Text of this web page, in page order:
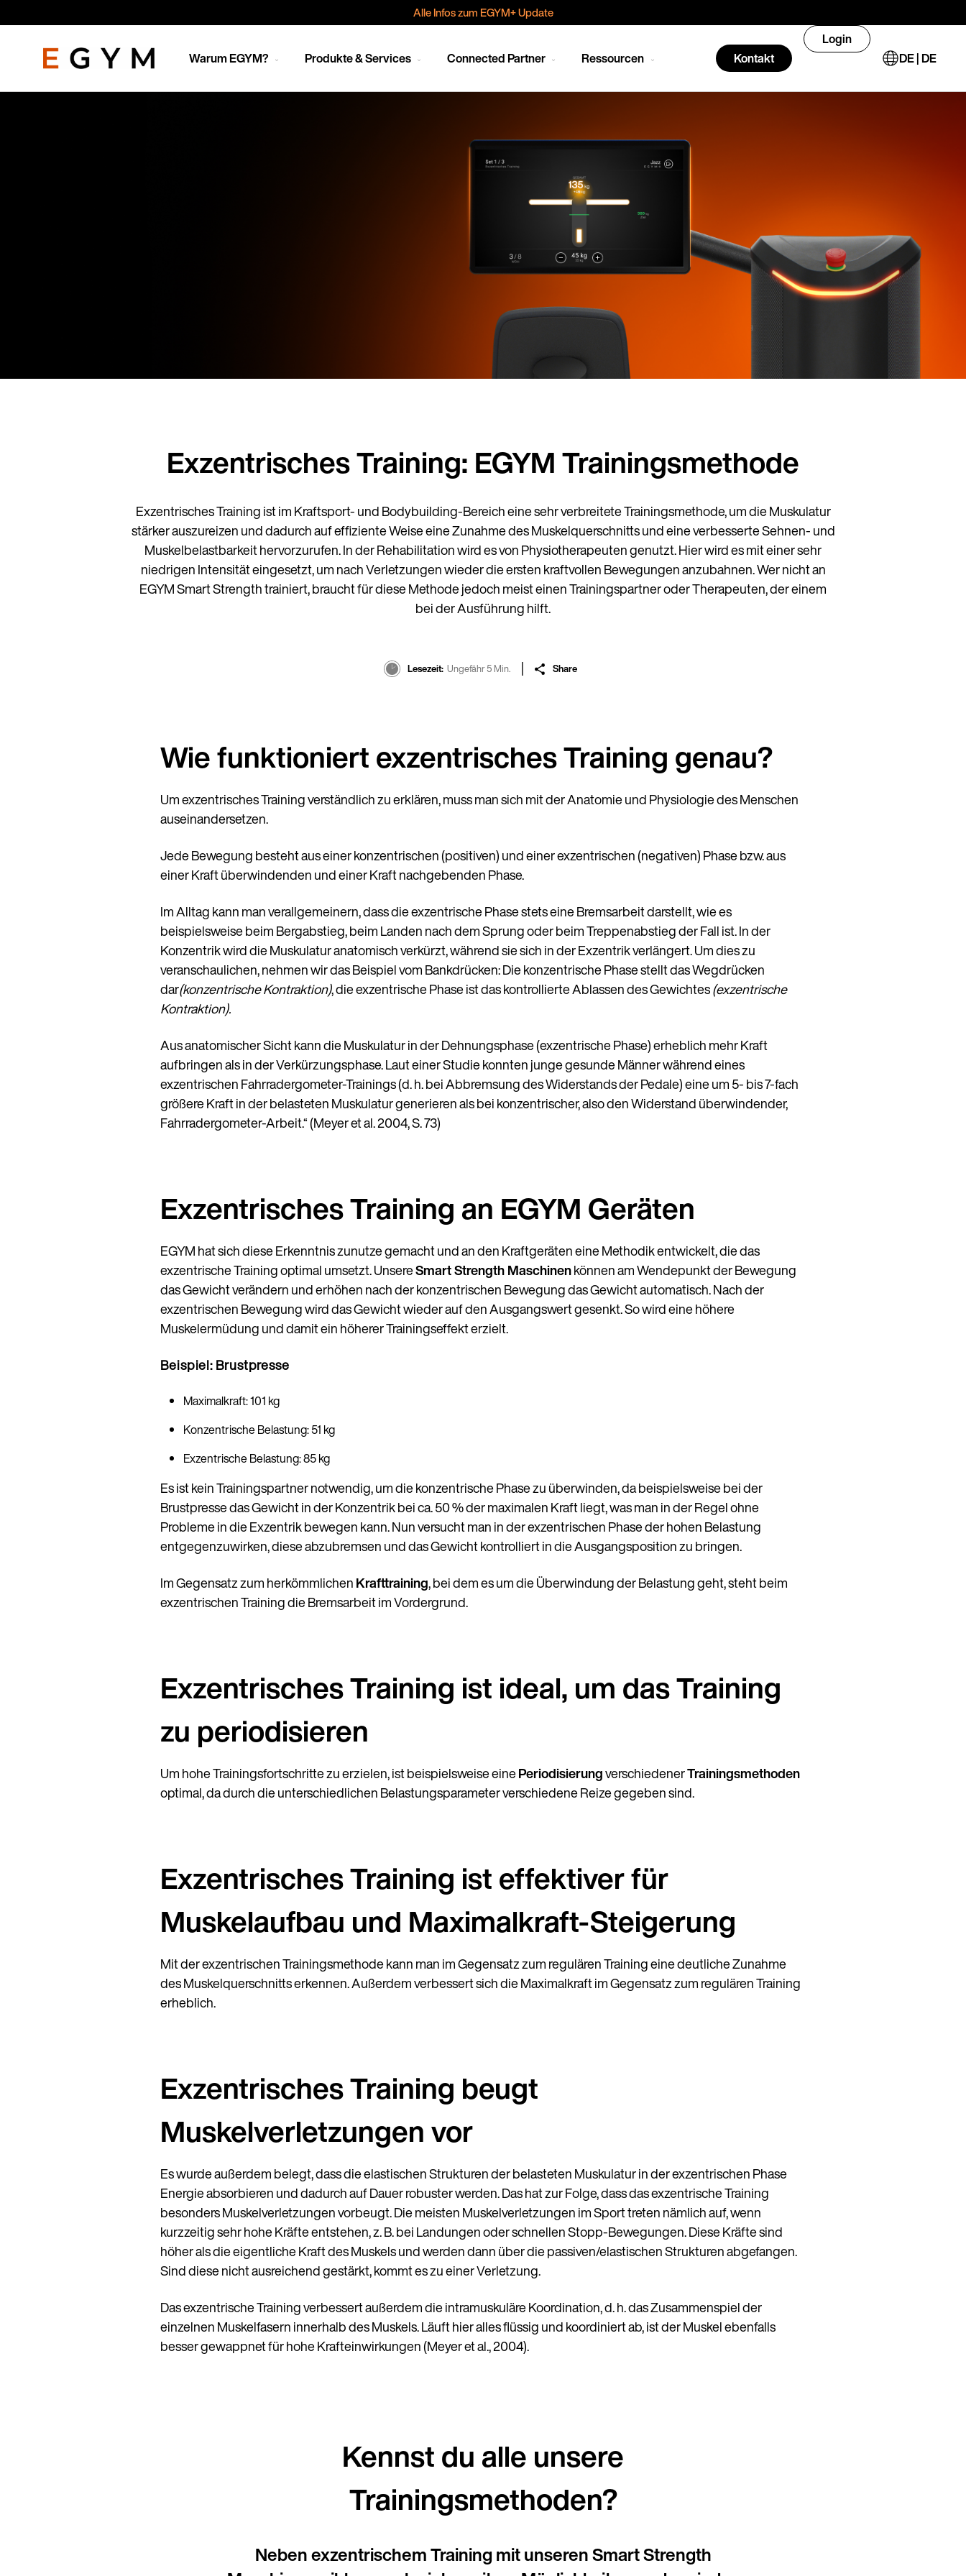
Inhalt
Alle Infos zum EGYM+ Update
Warum EGYM? Produkte & Services Connected Partner Ressourcen Kontakt
Login
DE | DE
Exzentrisches Training: EGYM Trainingsmethode
Exzentrisches Training ist im Kraftsport- und Bodybuilding-Bereich eine sehr verbreitete Trainingsmethode, um die Muskulatur
stärker auszureizen und dadurch auf effiziente Weise eine Zunahme des Muskelquerschnitts und eine verbesserte Sehnen- und
Muskelbelastbarkeit hervorzurufen. In der Rehabilitation wird es von Physiotherapeuten genutzt. Hier wird es mit einer sehr
niedrigen Intensität eingesetzt, um nach Verletzungen wieder die ersten kraftvollen Bewegungen anzubahnen. Wer nicht an
EGYM Smart Strength trainiert, braucht für diese Methode jedoch meist einen Trainingspartner oder Therapeuten, der einem
bei der Ausführung hilft.
Lesezeit Ungefähr 5 Min. Share
Wie funktioniert exzentrisches Training genau?
Um exzentrisches Training verständlich zu erklären, muss man sich mit der Anatomie und Physiologie des Menschen
auseinandersetzen.
Jede Bewegung besteht aus einer konzentrischen (positiven) und einer exzentrischen (negativen) Phase bzw. aus
einer Kraft überwindenden und einer Kraft nachgebenden Phase.
Im Alltag kann man verallgemeinern, dass die exzentrische Phase stets eine Bremsarbeit darstellt, wie es
beispielsweise beim Bergabstieg, beim Landen nach dem Sprung oder beim Treppenabstieg der Fall ist. In der
Konzentrik wird die Muskulatur anatomisch verkürzt, während sie sich in der Exzentrik verlängert. Um dies zu
veranschaulichen, nehmen wir das Beispiel vom Bankdrücken: Die konzentrische Phase stellt das Wegdrücken
dar(konzentrische Kontraktion), die exzentrische Phase ist das kontrollierte Ablassen des Gewichtes(exzentrische
Kontraktion).
Aus anatomischer Sicht kann die Muskulatur in der Dehnungsphase (exzentrische Phase) erheblich mehr Kraft
aufbringen als in der Verkürzungsphase. Laut einer Studie konnten junge gesunde Männer während eines
exzentrischen Fahrradergometer-Trainings (d. h. bei Abbremsung des Widerstands der Pedale) eine um 5- bis 7-fach
größere Kraft in der belasteten Muskulatur generieren als bei konzentrischer, also den Widerstand überwindender,
Fahrradergometer-Arbeit.“ (Meyer et al. 2004, S. 73)
Exzentrisches Training an EGYM Geräten
EGYM hat sich diese Erkenntnis zunutze gemacht und an den Kraftgeräten eine Methodik entwickelt, die das
exzentrische Training optimal umsetzt. UnsereSmart Strength Maschinenkönnen am Wendepunkt der Bewegung
das Gewicht verändern und erhöhen nach der konzentrischen Bewegung das Gewicht automatisch. Nach der
exzentrischen Bewegung wird das Gewicht wieder auf den Ausgangswert gesenkt. So wird eine höhere
Muskelermüdung und damit ein höherer Trainingseffekt erzielt.
Beispiel: Brustpresse
Maximalkraft: 101 kg
Konzentrische Belastung: 51 kg
Exzentrische Belastung: 85 kg
Es ist kein Trainingspartner notwendig, um die konzentrische Phase zu überwinden, da beispielsweise bei der
Brustpresse das Gewicht in der Konzentrik bei ca. 50 % der maximalen Kraft liegt, was man in der Regel ohne
Probleme in die Exzentrik bewegen kann. Nun versucht man in der exzentrischen Phase der hohen Belastung
entgegenzuwirken, diese abzubremsen und das Gewicht kontrolliert in die Ausgangsposition zu bringen.
Im Gegensatz zum herkömmlichenKrafttraining, bei dem es um die Überwindung der Belastung geht, steht beim
exzentrischen Training die Bremsarbeit im Vordergrund.
Exzentrisches Training ist ideal, um das Training
zu periodisieren
Um hohe Trainingsfortschritte zu erzielen, ist beispielsweise einePeriodisierungverschiedenerTrainingsmethoden
optimal, da durch die unterschiedlichen Belastungsparameter verschiedene Reize gegeben sind.
Exzentrisches Training ist effektiver für
Muskelaufbau und Maximalkraft-Steigerung
Mit der exzentrischen Trainingsmethode kann man im Gegensatz zum regulären Training eine deutliche Zunahme
des Muskelquerschnitts erkennen. Außerdem verbessert sich die Maximalkraft im Gegensatz zum regulären Training
erheblich.
Exzentrisches Training beugt
Muskelverletzungen vor
Es wurde außerdem belegt, dass die elastischen Strukturen der belasteten Muskulatur in der exzentrischen Phase
Energie absorbieren und dadurch auf Dauer robuster werden. Das hat zur Folge, dass das exzentrische Training
besonders Muskelverletzungen vorbeugt. Die meisten Muskelverletzungen im Sport treten nämlich auf, wenn
kurzzeitig sehr hohe Kräfte entstehen, z. B. bei Landungen oder schnellen Stopp-Bewegungen. Diese Kräfte sind
höher als die eigentliche Kraft des Muskels und werden dann über die passiven/elastischen Strukturen abgefangen.
Sind diese nicht ausreichend gestärkt, kommt es zu einer Verletzung.
Das exzentrische Training verbessert außerdem die intramuskuläre Koordination, d. h. das Zusammenspiel der
einzelnen Muskelfasern innerhalb des Muskels. Läuft hier alles flüssig und koordiniert ab, ist der Muskel ebenfalls
besser gewappnet für hohe Krafteinwirkungen (Meyer et al., 2004).
Kennst du alle unsere
Trainingsmethoden?
Neben exzentrischem Training mit unseren Smart Strength